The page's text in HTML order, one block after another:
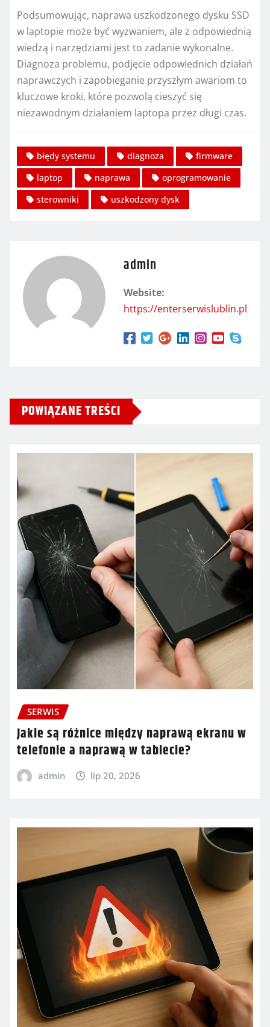
Podsumowując, naprawa uszkodzonego dysku SSD
w laptopie może być wyzwaniem, ale z odpowiednią
wiedzą i narzędziami jest to zadanie wykonalne.
Diagnoza problemu, podjęcie odpowiednich działań
naprawczych i zapobieganie przyszłym awariom to
kluczowe kroki, które pozwolą cieszyć się
niezawodnym działaniem laptopa przez długi czas.
błędy systemu diagnoza
firmware
laptop
naprawa
oprogramowanie
sterowniki
uszkodzony dysk
admin
Website:
https://enterserwislublin.pl
POWIĄZANE TREŚCI
SERWIS
Jakie są różnice między naprawą ekranu w
telefonie a naprawą w tablecie?
admin lip 20, 2026